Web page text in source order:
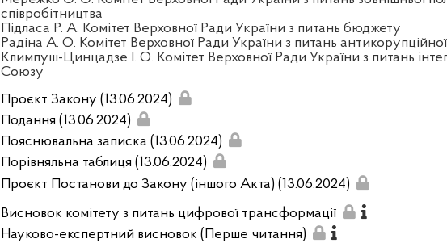
співробітництва
Підласа Р. А. Комітет Верховної Ради України з питань бюджету
Радіна А. О. Комітет Верховної Ради України з питань
Климпуш-Цинцадзе І. О. Комітет Верховної Ради України з питань
Союзу
Проєкт Закону (13.06.2024)
Подання (13.06.2024)
Пояснювальна записка (13.06.2024)
Порівняльна таблиця (13.06.2024)
Проєкт Постанови до Закону (іншого Акта) (13.06.2024)
Висновок комітету з питань цифрової трансформації
Науково-експертний висновок (Перше читання)